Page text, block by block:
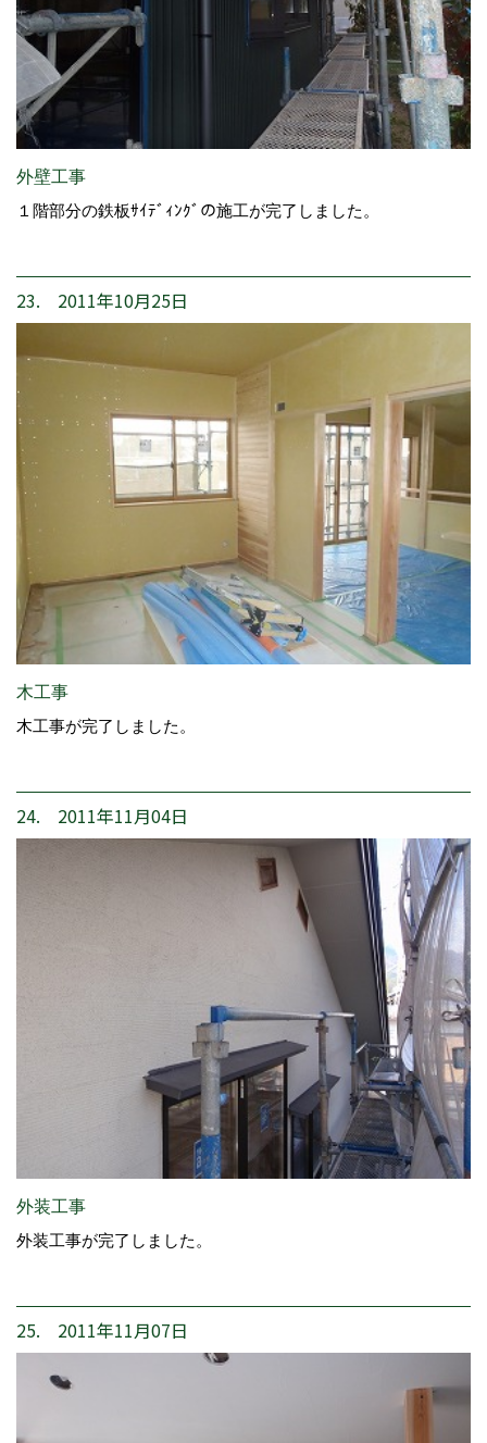
外壁工事
１階部分の鉄板ｻｲﾃﾞｨﾝｸﾞの施工が完了しました。
23. 2011年10月25日
木工事
木工事が完了しました。
24. 2011年11月04日
外装工事
外装工事が完了しました。
25. 2011年11月07日